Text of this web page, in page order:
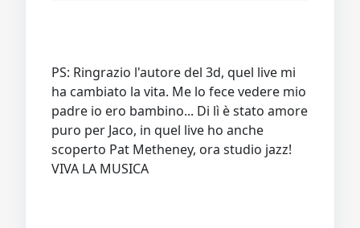
PS: Ringrazio l'autore del 3d, quel live mi
ha cambiato la vita. Me lo fece vedere mio
padre io ero bambino... Di lì è stato amore
puro per Jaco, in quel live ho anche
scoperto Pat Metheney, ora studio jazz!
VIVA LA MUSICA